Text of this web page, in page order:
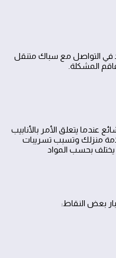
في التواصل مع سباك متنقل
عندما يتعلق الأمر بالأنابيب
منزلك وتسبب تسريبات
يختلف بحسب المواد
بعض النقاط: